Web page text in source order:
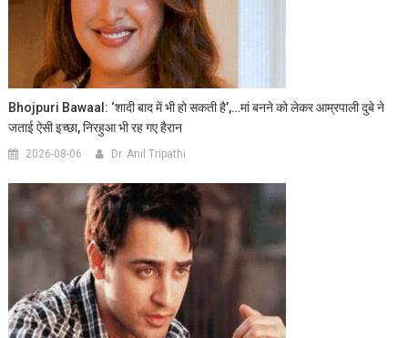
Bhojpuri Bawaal: ‘शादी बाद में भी हो सकती है’,…मां बनने को लेकर आम्रपाली दुबे ने
जताई ऐसी इच्छा, निरहुआ भी रह गए हैरान
2026-08-06 Dr. Anil Tripathi